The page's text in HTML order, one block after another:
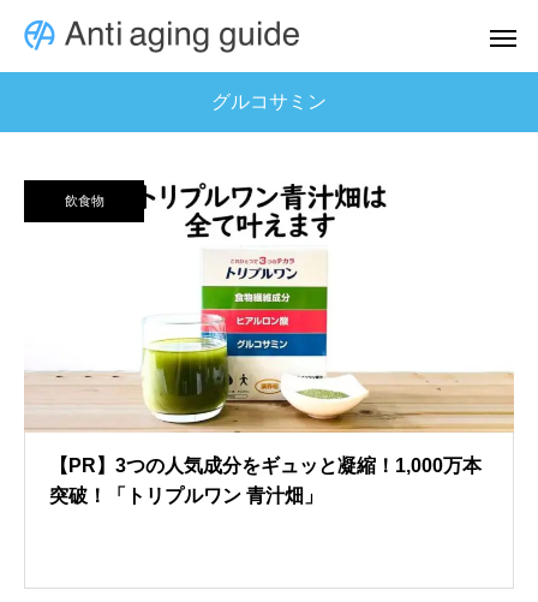
グルコサミン
飲食物
【PR】3つの人気成分をギュッと凝縮！1,000万本
突破！「トリプルワン 青汁畑」